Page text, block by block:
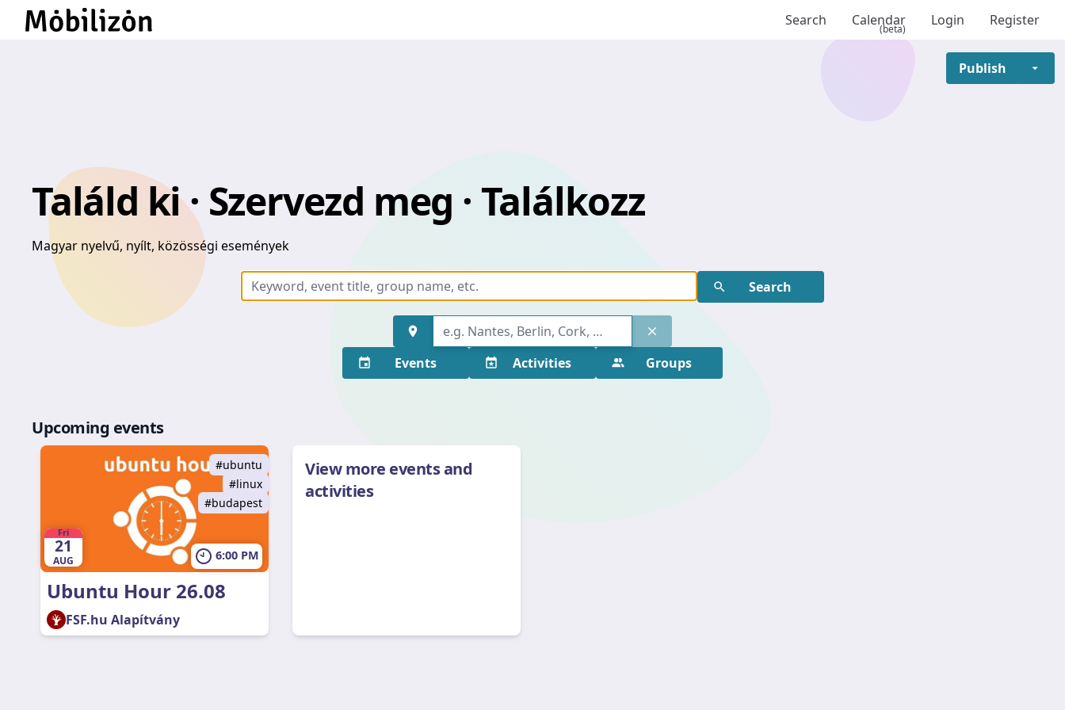
Search Calendar
(beta)
Login Register
Publish
Találd ki · Szervezd meg · Találkozz
Magyar nyelvű, nyílt, közösségi események
Keyword, event title, group name, etc.Search
Keyword, event title, group name, etc.
Find an address
Events Activities Groups
Upcoming events
Fri
21
AUG
ubuntu
linux
budapest
6:00 PM
Ubuntu Hour 26.08
FSF.hu Alapítvány
View more events and
activities